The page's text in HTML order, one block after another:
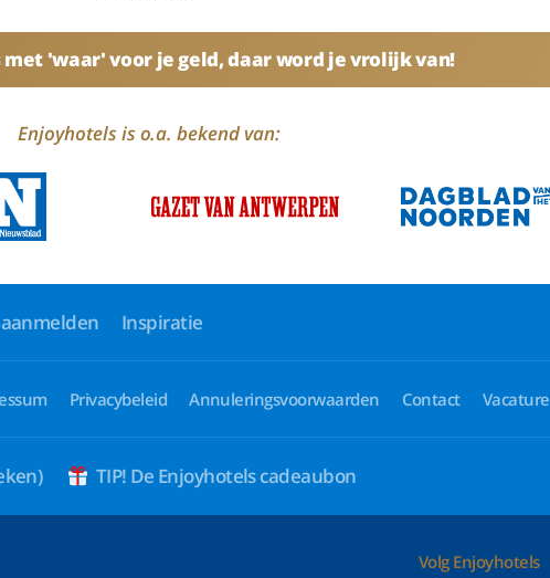
'waar' voor je geld, daar word je vrolijk van!
Enjoyhotels is o.a. bekend van:
Inspiratie
Privacybeleid Annuleringsvoorwaarden Contact Vacature
TIP! De Enjoyhotels cadeaubon
Volg Enjoyhotels